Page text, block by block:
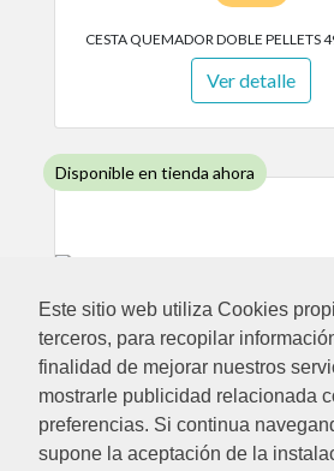
Este sitio web utiliza Cookies
terceros, para recopilar
finalidad de mejorar nuestros
mostrarle publicidad relacionada
preferencias. Si continua
supone la aceptación de la
CESTA QUEMADOR DOBLE PELLETS
Ver detalle
Disponible en tienda ahora